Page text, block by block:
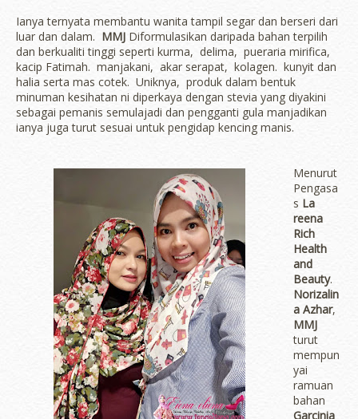
Ianya ternyata membantu wanita tampil segar dan berseri dari
luar dan dalam. MMJ Diformulasikan daripada bahan terpilih
dan berkualiti tinggi seperti kurma, delima, pueraria mirifica,
kacip Fatimah. manjakani, akar serapat, kolagen. kunyit dan
halia serta mas cotek. Uniknya, produk dalam bentuk
minuman kesihatan ni diperkaya dengan stevia yang diyakini
sebagai pemanis semulajadi dan pengganti gula manjadikan
ianya juga turut sesuai untuk pengidap kencing manis.
Menurut
Pengasa
s La
reena
Rich
Health
and
Beauty.
Norizalin
a Azhar,
MMJ
turut
mempun
yai
ramuan
bahan
Garcinia